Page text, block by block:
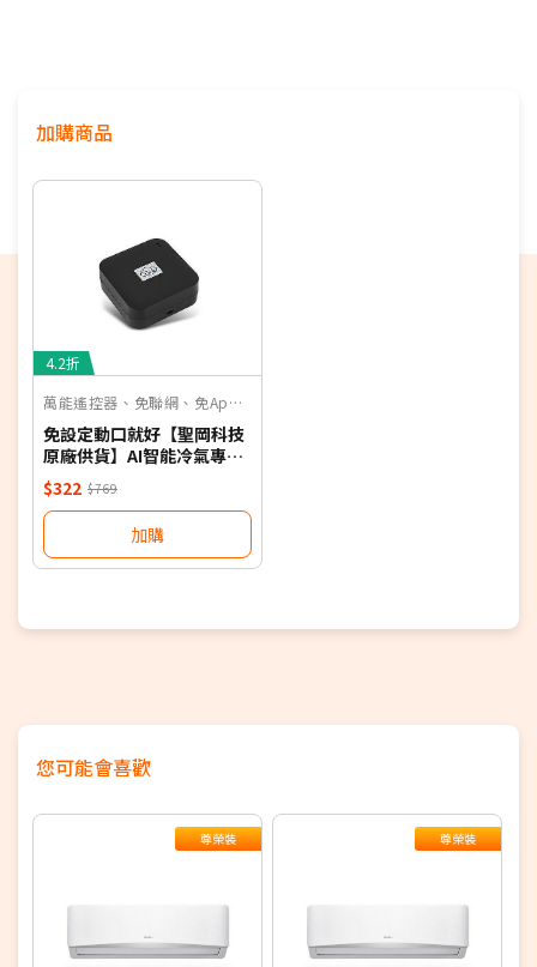
※如商品標題掛有【預購】字樣，都將依照預購日期，以訂
單順序陸續出貨，如遇原廠供貨延遲，將會再另外發送簡訊
通知。
若您同意以上約定事項再行下單，謝謝。
優惠價格，恕不參加原廠贈品活動。(回函贈除外)
保固依原廠公告為主，加贈安裝保固一年。
加購商品
4.2折
萬能遙控器、免聯網、免App、聲控
免設定動口就好【聖岡科技
原廠供貨】AI智能冷氣專用
語音遙控器 保固一年 適用對
應廠牌 NB
$322 $769
加購
您可能會喜歡
尊榮裝 尊榮裝